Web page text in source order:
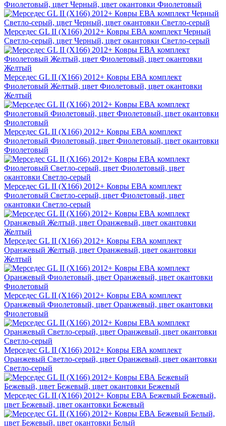
Фиолетовый, цвет Черный, цвет окантовки Фиолетовый
Мерседес GL II (X166) 2012+ Ковры ЕВА комплект Черный
Светло-серый, цвет Черный, цвет окантовки Светло-серый
Мерседес GL II (X166) 2012+ Ковры ЕВА комплект
Фиолетовый Желтый, цвет Фиолетовый, цвет окантовки
Желтый
Мерседес GL II (X166) 2012+ Ковры ЕВА комплект
Фиолетовый Фиолетовый, цвет Фиолетовый, цвет окантовки
Фиолетовый
Мерседес GL II (X166) 2012+ Ковры ЕВА комплект
Фиолетовый Светло-серый, цвет Фиолетовый, цвет
окантовки Светло-серый
Мерседес GL II (X166) 2012+ Ковры ЕВА комплект
Оранжевый Желтый, цвет Оранжевый, цвет окантовки
Желтый
Мерседес GL II (X166) 2012+ Ковры ЕВА комплект
Оранжевый Фиолетовый, цвет Оранжевый, цвет окантовки
Фиолетовый
Мерседес GL II (X166) 2012+ Ковры ЕВА комплект
Оранжевый Светло-серый, цвет Оранжевый, цвет окантовки
Светло-серый
Мерседес GL II (X166) 2012+ Ковры ЕВА Бежевый Бежевый,
цвет Бежевый, цвет окантовки Бежевый